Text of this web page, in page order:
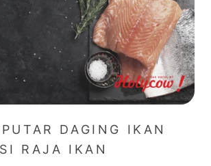
DAGING IKAN
RAJA IKAN